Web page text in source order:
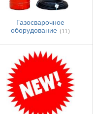
Газосварочное
оборудование (11)